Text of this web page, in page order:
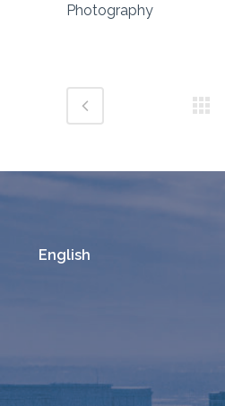
Photography
English